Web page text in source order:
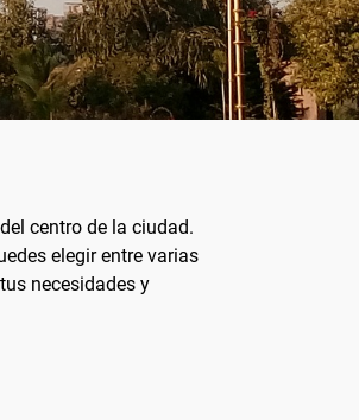
centro de la ciudad.
elegir entre varias
necesidades y